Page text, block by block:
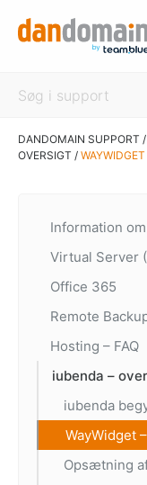
DANDOMAIN SUPPORT /
OVERSIGT /
Information
Virtual Server
Office 365
Remote
Hosting – FAQ
iubenda –
iubenda
WayWidget
Opsætning